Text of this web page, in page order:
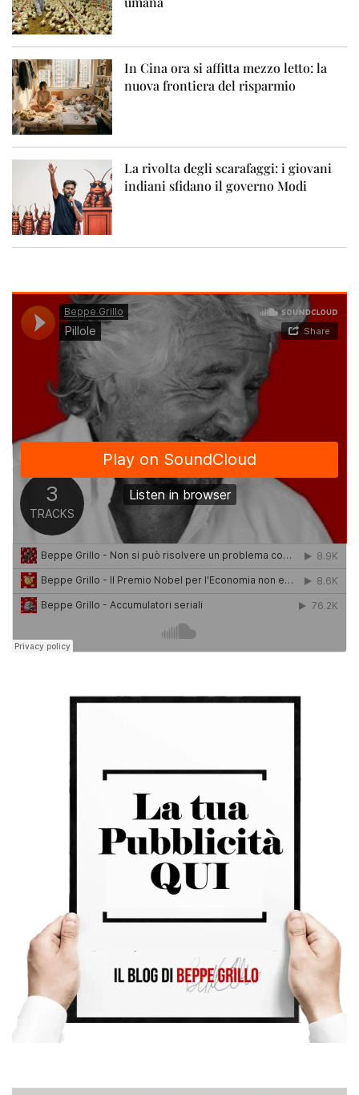
In Cina ora si affitta mezzo letto: la
nuova frontiera del risparmio
La rivolta degli scarafaggi: i giovani
indiani sfidano il governo Modi